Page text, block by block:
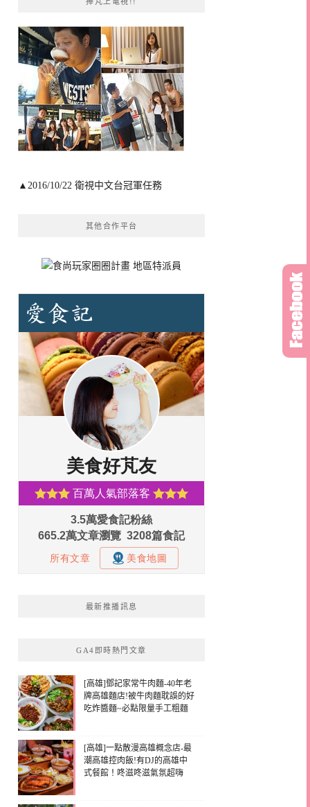
▲2016/10/22 衛視中文台冠軍任務
其他合作平台
最新推播訊息
GA4即時熱門文章
[高雄]鄧記家常牛肉麵-40年老
牌高雄麵店!被牛肉麵耽誤的好
吃炸醬麵~必點限量手工粗麵
[高雄]一點散漫高雄概念店-最
潮高雄控肉飯!有DJ的高雄中
式餐館！咚滋咚滋氣氛超嗨